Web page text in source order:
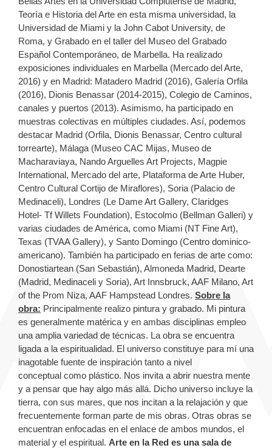
Teoría e Historia del Arte en esta misma universidad, la
Universidad de Miami y la John Cabot University, de
Roma, y Grabado en el taller del Museo del Grabado
Español Contemporáneo, de Marbella. Ha realizado
exposiciones individuales en Marbella (Mercado del Arte,
2016) y en Madrid: Matadero Madrid (2016), Galería Orfila
(2016), Dionis Benassar (2014-2015), Colegio de Caminos,
canales y puertos (2013). Asimismo, ha participado en
muestras colectivas en múltiples ciudades. Así, podemos
destacar Madrid (Orfila, Dionis Benassar, Centro cultural
torrearte), Málaga (Museo CAC Mijas, Museo de
Macharaviaya, Nando Arguelles Art Projects, Magpie
International, Mercado del arte, Plataforma de Arte Huber,
Centro Cultural Cortijo de Miraflores), Soria (Palacio de
Medinaceli), Londres (Le Dame Art Gallery, Claridges
Hotel- Tf Willets Foundation), Estocolmo (Bellman Galleri) y
varias ciudades de América, como Miami (NT Fine Art),
Texas (TVAA Gallery), y Santo Domingo (Centro dominico-
americano). También ha participado en ferias de arte como:
Donostiartean (San Sebastián), Almoneda Madrid, Dearte
(Madrid, Medinaceli y Soria), Art Innsbruck, AAF Milano, Art
of the Prom Niza, AAF Hampstead Londres. Sobre la
obra: Principalmente realizo pintura y grabado. Mi pintura
es generalmente matérica y en ambas disciplinas empleo
una amplia variedad de técnicas. La obra se encuentra
ligada a la espiritualidad. El universo constituye para mí una
inagotable fuente de inspiración tanto a nivel
conceptual como plástico. Nos invita a abrir nuestra mente
y a pensar que hay algo más allá. Dicho universo incluye la
tierra, con sus mares, que nos incitan a la relajación y que
frecuentemente forman parte de mis obras. Otras obras se
encuentran enfocadas en el enlace de ambos mundos, el
material y el espiritual. Arte en la Red es una sala de